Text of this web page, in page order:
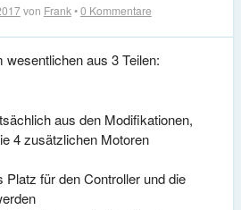
von Frank•0 Kommentare
aus 3 Teilen:
aus den Modifikationen,
4 zusätzlichen Motoren
für den Controller und die